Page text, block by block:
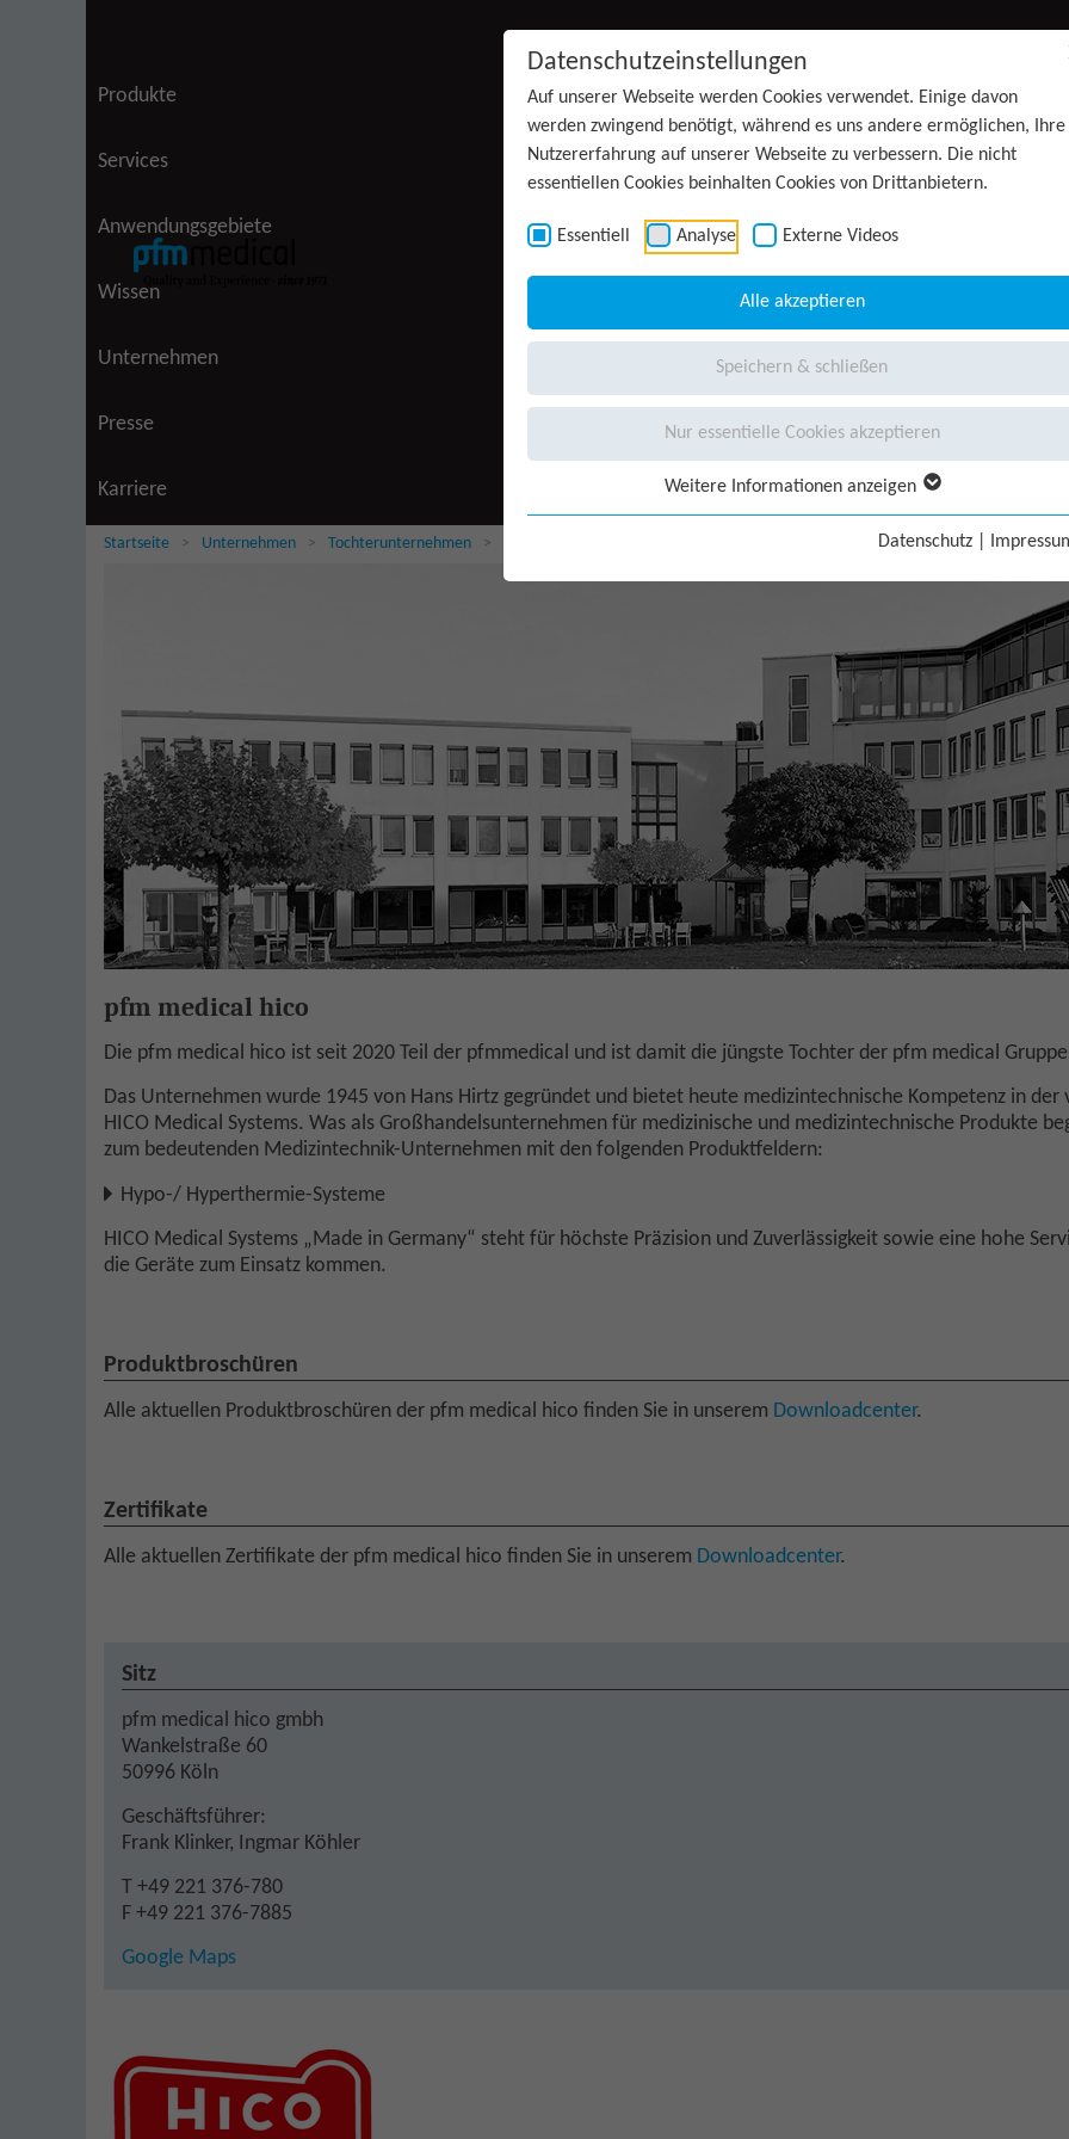
Datenschutzeinstellungen
Auf unserer Webseite werden Cookies verwendet. Einige davon
werden zwingend benötigt, während es uns andere ermöglichen, Ihre
Nutzererfahrung auf unserer Webseite zu verbessern. Die nicht
essentiellen Cookies beinhalten Cookies von Drittanbietern.
Essentiell Analyse Externe Videos
Alle akzeptieren
Speichern & schließen
Nur essentielle Cookies akzeptieren
Weitere Informationen anzeigen
Datenschutz
Produkte
Services
Anwendungsgebiete
Wissen
Unternehmen
Presse
Karriere
Sie sind hier:
Startseite Unternehmen Tochterunternehmen
pfm medical hico
Die pfm medical hico ist seit 2020 Teil der pfmmedical und ist damit die jüngste Tochter der pfm medical
Das Unternehmen wurde 1945 von Hans Hirtz gegründet und bietet heute medizintechnische Kompetenz in
HICO Medical Systems. Was als Großhandelsunternehmen für medizinische und medizintechnische Produkte
zum bedeutenden Medizintechnik-Unternehmen mit den folgenden Produktfeldern:
Hypo-/ Hyperthermie-Systeme
HICO Medical Systems „Made in Germany“ steht für höchste Präzision und Zuverlässigkeit sowie eine hohe
die Geräte zum Einsatz kommen.
Produktbroschüren
Alle aktuellen Produktbroschüren der pfm medical hico finden Sie in unserem Downloadcenter.
Zertifikate
Alle aktuellen Zertifikate der pfm medical hico finden Sie in unserem Downloadcenter.
Sitz
pfm medical hico gmbh
Wankelstraße 60
50996 Köln
Geschäftsführer:
Frank Klinker, Ingmar Köhler
T +49 221 376-780
F +49 221 376-7885
Google Maps
Zeige größere Version